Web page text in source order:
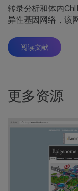
转录分析和体内
异性基因网络，该
阅读文献
更多资源